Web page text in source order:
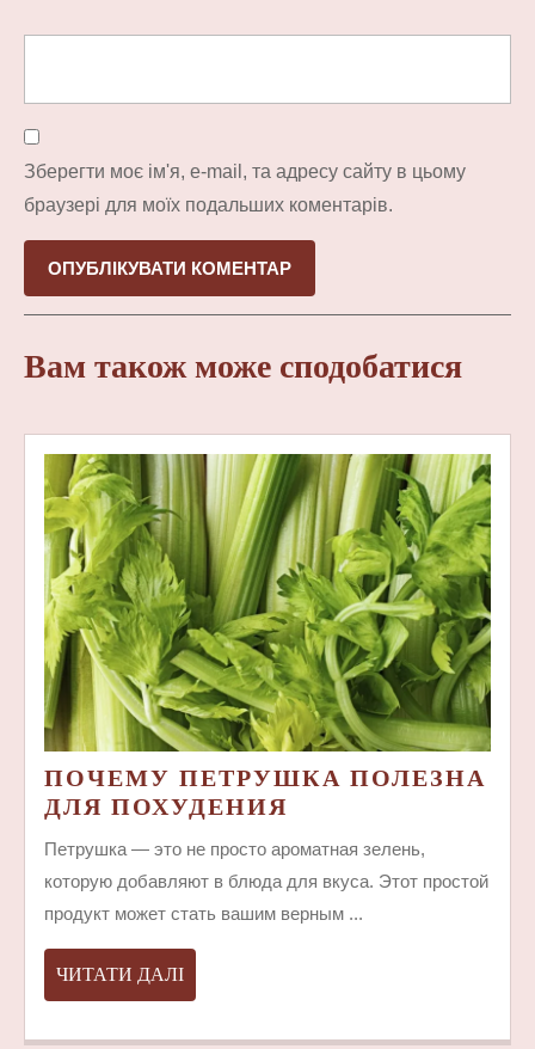
Зберегти моє ім'я, e-mail, та адресу сайту в цьому
браузері для моїх подальших коментарів.
Вам також може сподобатися
ПОЧЕМУ ПЕТРУШКА ПОЛЕЗНА
ДЛЯ ПОХУДЕНИЯ
ПОЛЕЗНА
ДЛЯ
ПОХУДЕНИЯ
Петрушка — это не просто ароматная зелень,
которую добавляют в блюда для вкуса. Этот простой
продукт может стать вашим верным ...
ЧИТАТИ ДАЛІЧИТАТИ
ДАЛІ